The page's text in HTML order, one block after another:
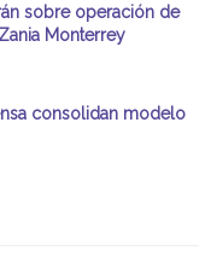
sobre operación de
Monterrey
consolidan modelo